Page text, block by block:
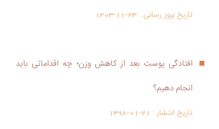
تاریخ بروز رسانی : 1403-11-23
افتادگی پوست بعد از کاهش وزن؛ چه اقداماتی باید
انجام دهیم؟
تاریخ انتشار : 1396-01-21